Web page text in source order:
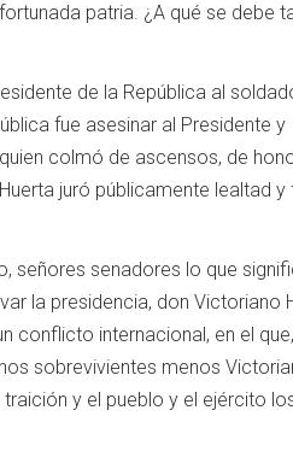
patria. ¿A qué se debe
de la República al
fue asesinar al Presidente y
colmó de ascensos, de
juró públicamente lealtad y
señores senadores lo que
la presidencia, don Victoriano
conflicto internacional, en el
sobrevivientes menos
y el pueblo y el ejército